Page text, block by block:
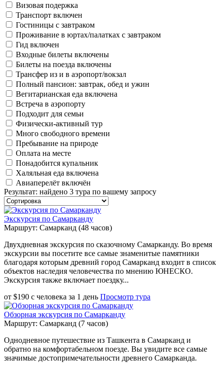
Визовая подержка
Транспорт включен
Гостиницы с завтраком
Проживание в юртах/палатках с завтраком
Гид включен
Входные билеты включены
Билеты на поезда включены
Трансфер из и в аэропорт/вокзал
Полный пансион: завтрак, обед и ужин
Вегитарианская еда включена
Встреча в аэропорту
Подходит для семьи
Физически-активный тур
Много свободного времени
Пребывание на природе
Оплата на месте
Понадобится купальник
Халяльная еда включена
Авиаперелёт включён
Результат: найдено 3 тура по вашему запросу
Экскурсия по Самарканду
Маршрут: Самарканд (48 часов)
Двухдневная экскурсия по сказочному Самарканду. Во время
экскурсии вы посетите все самые знаменитые памятники
благодаря которым древний город Самарканд входит в список
объектов наследия человечества по мнению ЮНЕСКО.
Экскурсия также включает поездку...
от $190 с человека за 1 день Просмотр тура
Обзорная экскурсия по Самарканду
Маршрут: Самарканд (7 часов)
Однодневное путешествие из Ташкента в Самарканд и
обратно на комфортабельном поезде. Вы увидите все самые
значимые достопримечательности древнего Самарканда.